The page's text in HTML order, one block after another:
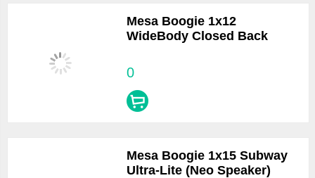
Mesa Boogie 1x12
WideBody Closed Back
0
Mesa Boogie 1x15 Subway
Ultra-Lite (Neo Speaker)